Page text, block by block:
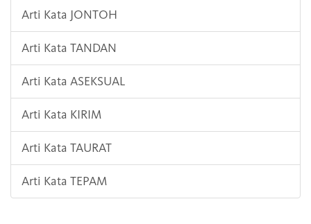
Arti Kata JONTOH
Arti Kata TANDAN
Arti Kata ASEKSUAL
Arti Kata KIRIM
Arti Kata TAURAT
Arti Kata TEPAM